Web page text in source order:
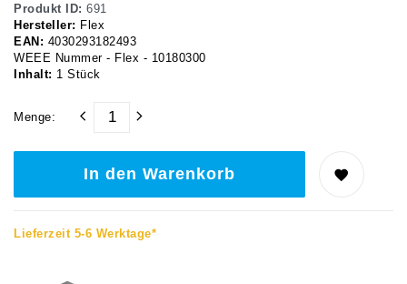
Produkt ID: 691
Hersteller: Flex
EAN: 4030293182493
WEEE Nummer - Flex - 10180300
Inhalt: 1 Stück
Menge:
In den Warenkorb
Lieferzeit 5-6 Werktage*